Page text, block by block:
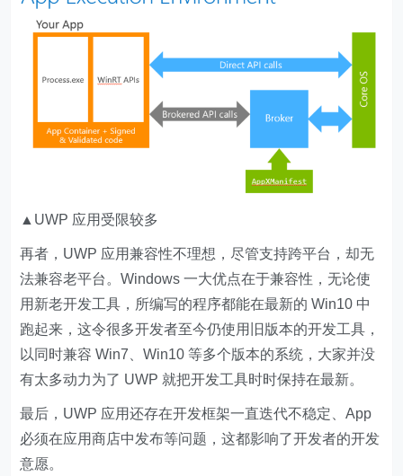
▲UWP 应用受限较多
再者， UWP 应用兼容性不理想，尽管支持跨平台，却无
法兼容老平台。Windows 一大优点在于兼容性，无论使
用新老开发工具，所编写的程序都能在最新的 Win10 中
跑起来，这令很多开发者至今仍使用旧版本的开发工具，
以同时兼容 Win7、Win10 等多个版本的系统，大家并没
有太多动力为了 UWP 就把开发工具时时保持在最新。
最后，UWP 应用还存在开发框架一直迭代不稳定、App
必须在应用商店中发布等问题，这都影响了开发者的开发
意愿。